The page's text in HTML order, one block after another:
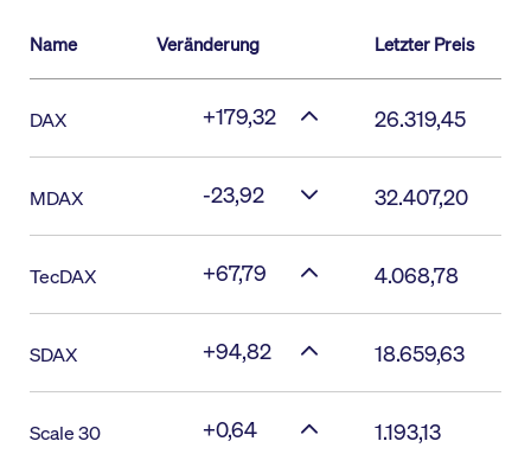
Name Veränderung Letzter Preis
DAX +179,32 26.319,45
MDAX -23,92 32.407,20
TecDAX +67,79 4.068,78
SDAX +94,82 18.659,63
Scale 30 +0,64 1.193,13